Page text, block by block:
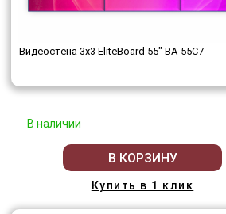
Видеостена 3x3 EliteBoard 55" BA-55C7
В наличии
В КОРЗИНУ
Купить в 1 клик